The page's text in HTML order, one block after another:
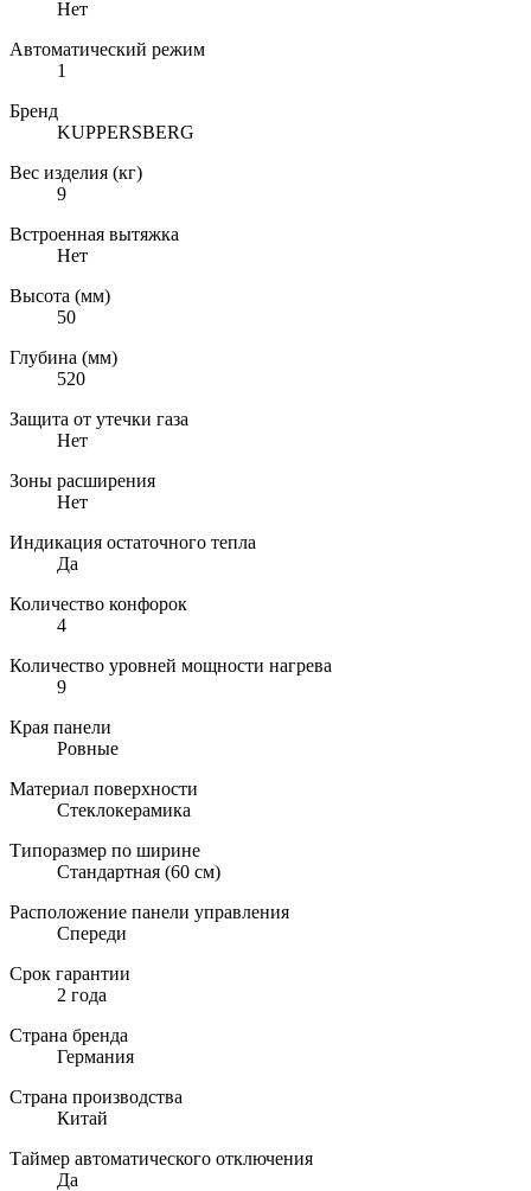
Нет
Автоматический режим
1
Бренд
KUPPERSBERG
Вес изделия (кг)
9
Встроенная вытяжка
Нет
Высота (мм)
50
Глубина (мм)
520
Защита от утечки газа
Нет
Зоны расширения
Нет
Индикация остаточного тепла
Да
Количество конфорок
4
Количество уровней мощности нагрева
9
Края панели
Ровные
Материал поверхности
Стеклокерамика
Типоразмер по ширине
Стандартная (60 см)
Расположение панели управления
Спереди
Срок гарантии
2 года
Страна бренда
Германия
Страна производства
Китай
Таймер автоматического отключения
Да